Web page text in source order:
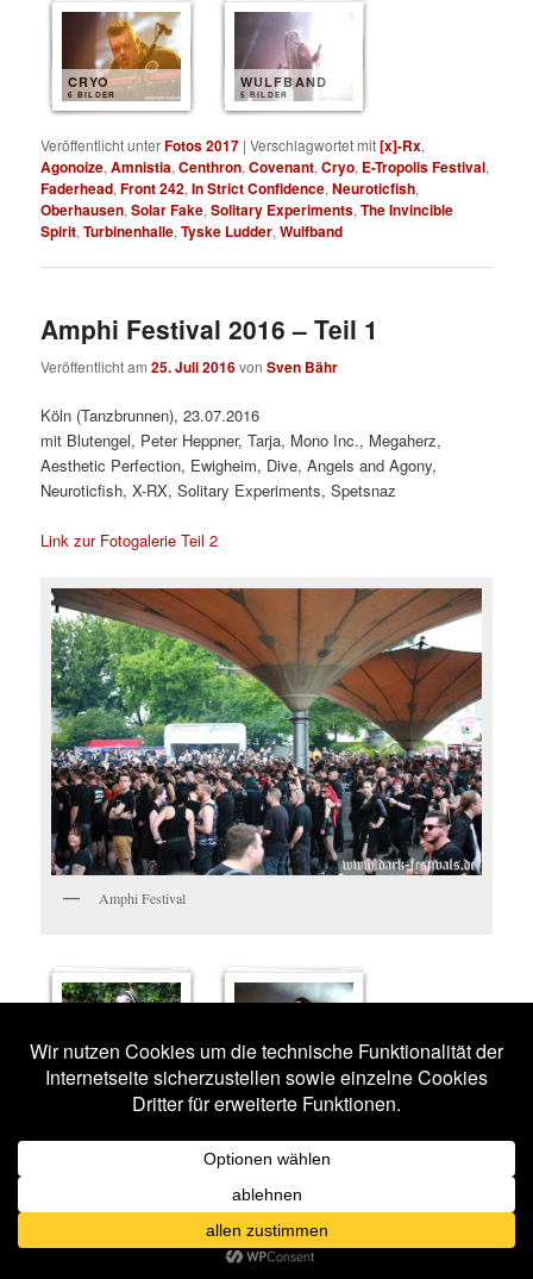
CRYO
6 BILDER
WULFBAND
5 BILDER
Veröffentlicht unterFotos 2017 |Verschlagwortet mit[x]-Rx,
Agonoize,Amnistia,Centhron,Covenant,Cryo, E-Tropolis Festival,
Faderhead,Front 242,In Strict Confidence,Neuroticfish,
Oberhausen,Solar Fake,Solitary Experiments,The Invincible
Spirit,Turbinenhalle,Tyske Ludder,Wulfband
Amphi Festival 2016 – Teil 1
Veröffentlicht am25. Juli 2016vonSven Bähr
Köln (Tanzbrunnen), 23.07.2016
mit Blutengel, Peter Heppner, Tarja, Mono Inc., Megaherz,
Aesthetic Perfection, Ewigheim, Dive, Angels and Agony,
Neuroticfish, X-RX, Solitary Experiments, Spetsnaz
Link zur Fotogalerie Teil 2
Amphi Festival
IMPRESSIONEN BLUTENGEL
TARJA